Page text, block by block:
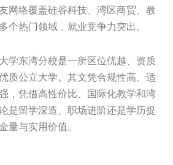
网络覆盖硅谷科技、湾区商贸、教
个热门领域，就业竞争力突出。
学东湾分校是一所区位优越、资质
质公立大学。其文凭合规性高、适
，凭借高性价比、国际化教学和湾
是留学深造、职场进阶还是学历提
量与实用价值。